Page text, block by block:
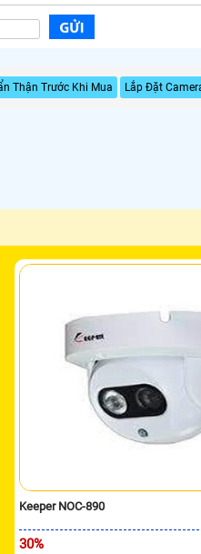
Thận Trước Khi Mua Lắp Đặt
Keeper NOC-890
30%